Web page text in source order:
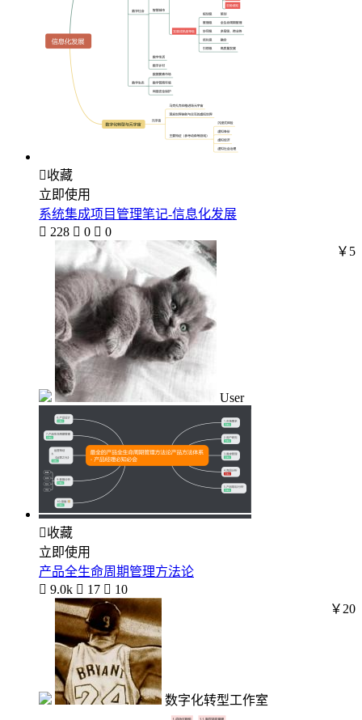
收藏
立即使用
系统集成项目管理笔记-信息化发展
 228  0  0
User
￥5
收藏
立即使用
产品全生命周期管理方法论
 9.0k  17  10
数字化转型工作室
￥20